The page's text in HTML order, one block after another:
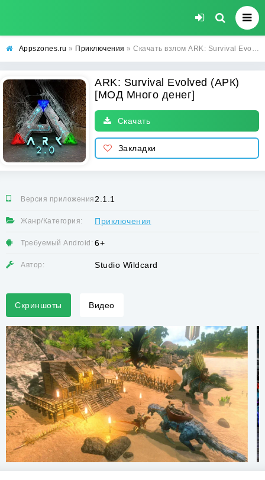
Appszones.ru » Приключения » Скачать взлом ARK: Survival Evolved (АРК) [МОД Много денег] на Андроид
ARK: Survival Evolved (АРК)
[МОД Много денег]
Скачать
Закладки
Версия приложения:2.1.1
Жанр/Категория: Приключения
Требуемый Android: 6+
Автор: Studio Wildcard
Скриншоты Видео